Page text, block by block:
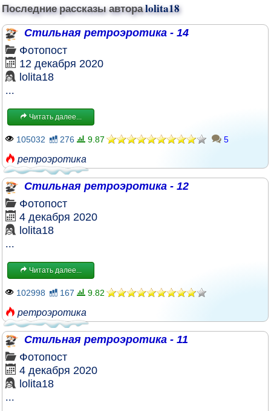
Последние рассказы автораlolita18
Стильная ретроэротика - 14
Фотопост
12 декабря 2020
lolita18
...
Читать далее...
105032 276 9.87 5
ретроэротика
Стильная ретроэротика - 12
Фотопост
4 декабря 2020
lolita18
...
Читать далее...
102998 167 9.82
ретроэротика
Стильная ретроэротика - 11
Фотопост
4 декабря 2020
lolita18
...